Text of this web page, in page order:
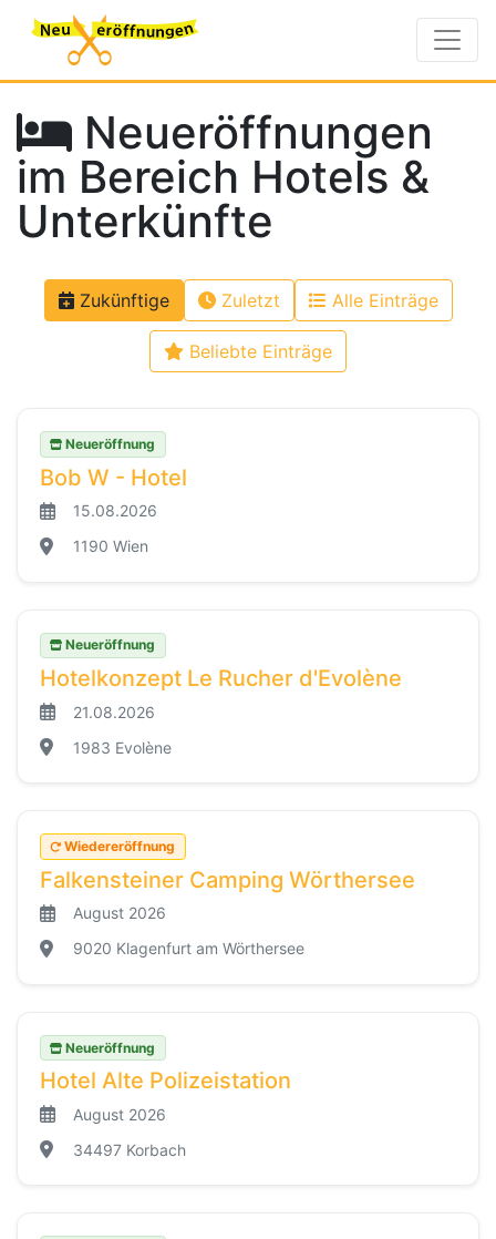
Neueröffnungen
im Bereich Hotels &
Unterkünfte
Zukünftige Zuletzt Alle Einträge
Beliebte Einträge
Neueröffnung
Bob W - Hotel
15.08.2026
1190 Wien
Neueröffnung
Hotelkonzept Le Rucher d'Evolène
21.08.2026
1983 Evolène
Wiedereröffnung
Falkensteiner Camping Wörthersee
August 2026
9020 Klagenfurt am Wörthersee
Neueröffnung
Hotel Alte Polizeistation
August 2026
34497 Korbach